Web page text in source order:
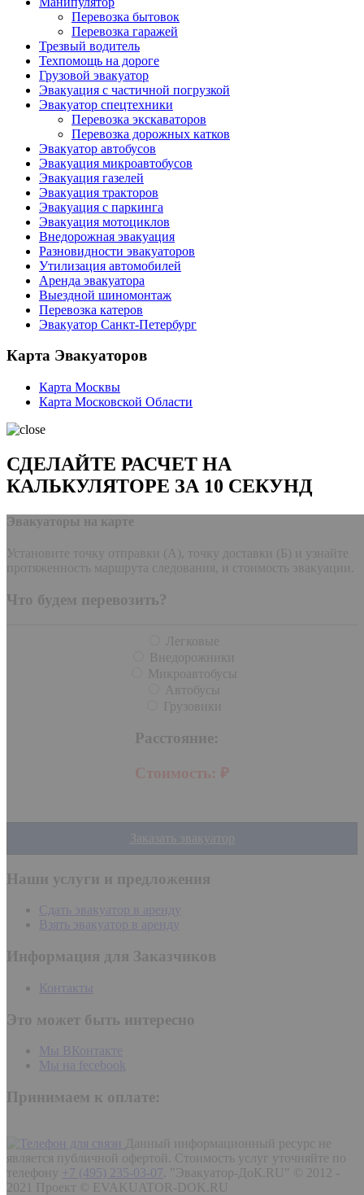
Перевозка бытовок
Перевозка гаражей
Трезвый водитель
Техпомощь на дороге
Грузовой эвакуатор
Эвакуация с частичной погрузкой
Эвакуатор спецтехники
Перевозка экскаваторов
Перевозка дорожных катков
Эвакуатор автобусов
Эвакуация микроавтобусов
Эвакуация газелей
Эвакуация тракторов
Эвакуация с паркинга
Эвакуация мотоциклов
Внедорожная эвакуация
Разновидности эвакуаторов
Утилизация автомобилей
Аренда эвакуатора
Выездной шиномонтаж
Перевозка катеров
Эвакуатор Санкт-Петербург
Карта Эвакуаторов
Карта Москвы
Карта Московской Области
СДЕЛАЙТЕ РАСЧЕТ НА
КАЛЬКУЛЯТОРЕ ЗА 10 СЕКУНД
Эвакуаторы на карте
Установите точку отправки (А), точку доставки (Б) и узнайте
протяженность маршрута следования, и стоимость эвакуации.
Что будем перевозить?
Легковые
Внедорожники
Микроавтобусы
Автобусы
Грузовики
Расстояние:
Стоимость: ₽
Заказать эвакуатор
Наши услуги и предложения
Сдать эвакуатор в аренду
Взять эвакуатор в аренду
Информация для Заказчиков
Контакты
Это может быть интересно
Мы ВКонтакте
Мы на fecebook
Принимаем к оплате:
Данный информационный ресурс не
является публичной офертой. Стоимость услуг уточняйте по
телефону
+7 (495) 235-03-07 "Эвакуатор-ДоК.RU" © 2012 -
2021 Проект © EVAKUATOR-DOK.RU